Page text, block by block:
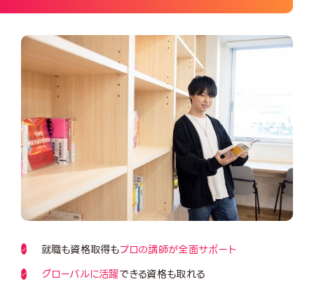
就職も資格取得もプロの講師が全面サポート
グローバルに活躍できる資格も取れる